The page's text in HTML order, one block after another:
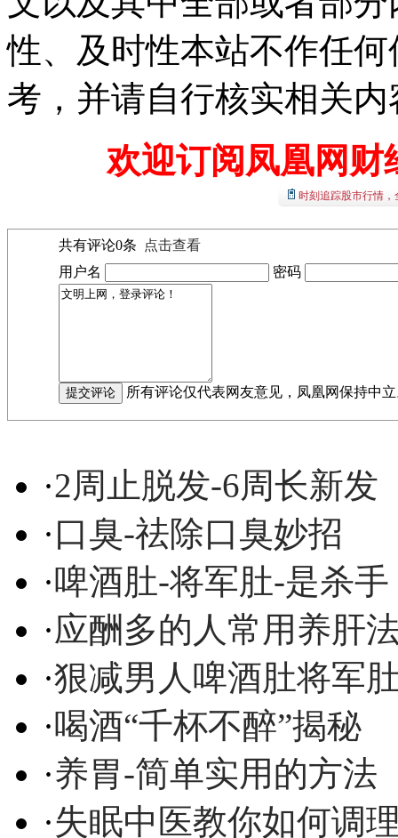
性、及时性本站不作任
考，并请自行核实相关内
欢迎订阅凤凰网财
时刻追踪股市行情
共有评论0条
点击查看
用户名
密码
所有评论仅代表网友意见，凤凰网保持中
·2周止脱发-6周长新发
·口臭-祛除口臭妙招
·啤酒肚-将军肚-是杀手
·应酬多的人常用养肝
·狠减男人啤酒肚将军
·喝酒“千杯不醉”揭秘
·养胃-简单实用的方法
·失眠中医教你如何调